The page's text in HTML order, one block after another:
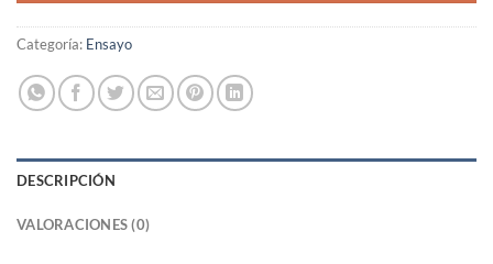
Categoría: Ensayo
DESCRIPCIÓN
VALORACIONES (0)